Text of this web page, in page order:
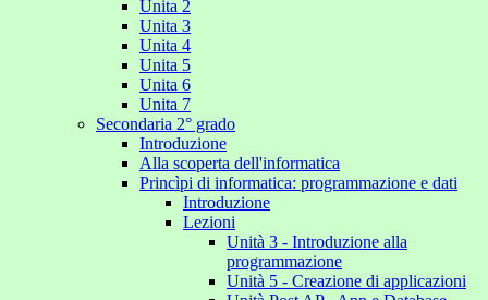
Unita 2
Unita 3
Unita 4
Unita 5
Unita 6
Unita 7
Secondaria 2° grado
Introduzione
Alla scoperta dell'informatica
Princìpi di informatica: programmazione e dati
Introduzione
Lezioni
Unità 3 - Introduzione alla
programmazione
Unità 5 - Creazione di applicazioni